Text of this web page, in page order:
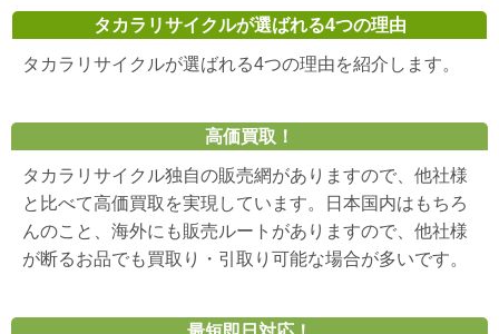
タカラリサイクルが選ばれる4つの理由
タカラリサイクルが選ばれる4つの理由を紹介します。
高価買取！
タカラリサイクル独自の販売網がありますので、他社様
と比べて高価買取を実現しています。日本国内はもちろ
んのこと、海外にも販売ルートがありますので、他社様
が断るお品でも買取り・引取り可能な場合が多いです。